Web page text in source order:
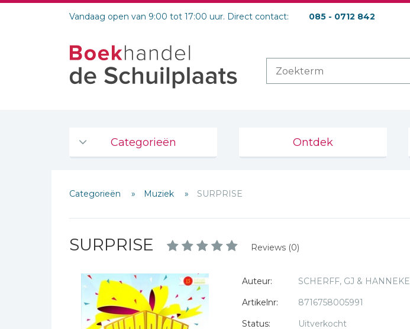
Vandaag open van 9:00 tot 17:00 uur. Direct contact: 085 - 0712 842
Categorieën
De Bijbel
Bijbelse Dagboeken 2026
Bijbelstudie groepen
Bibles Foreign
Languages
Bijbelstudie
Geloof, duurzaamheid
Ontdek
Categorieën Muziek SURPRISE
SURPRISE Reviews (0)
Auteur:
SCHERFF, GJ & HANNEKE
Artikelnr:
8716758005991
Status:
Uitverkocht
Schrijf hieronder je review!
Sterren
E-mail *
Titel *
Bericht *